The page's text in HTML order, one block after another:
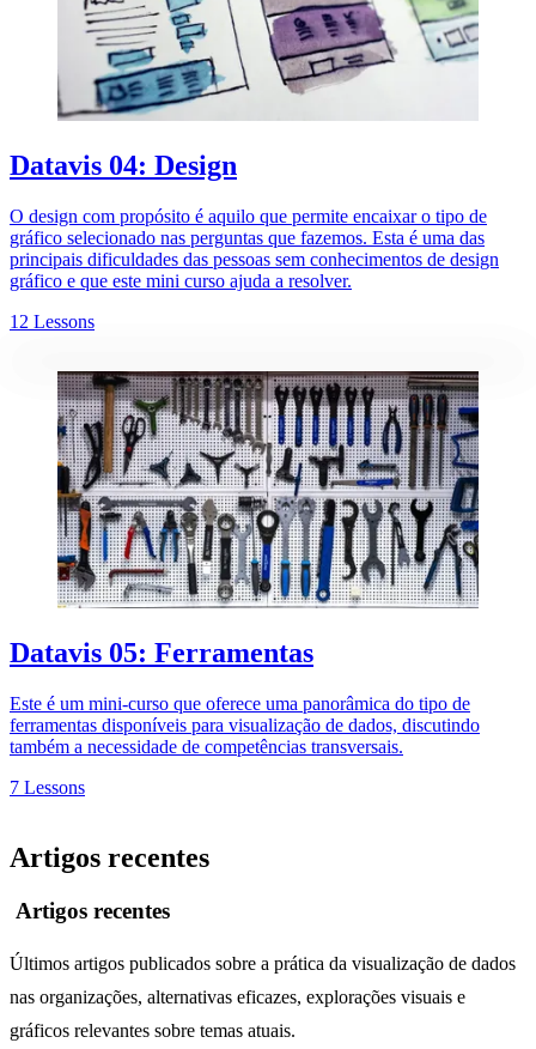
Datavis 04: Design
O design com propósito é aquilo que permite encaixar o tipo de
gráfico selecionado nas perguntas que fazemos. Esta é uma das
principais dificuldades das pessoas sem conhecimentos de design
gráfico e que este mini curso ajuda a resolver.
12 Lessons
Datavis 05: Ferramentas
Este é um mini-curso que oferece uma panorâmica do tipo de
ferramentas disponíveis para visualização de dados, discutindo
também a necessidade de competências transversais.
7 Lessons
Artigos recentes
Artigos recentes
Últimos artigos publicados sobre a prática da visualização de dados
nas organizações, alternativas eficazes, explorações visuais e
gráficos relevantes sobre temas atuais.